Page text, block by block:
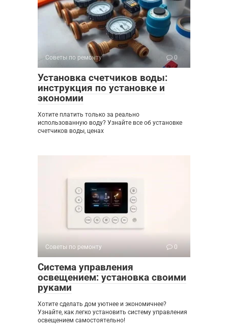
Советы по ремонту 0
Установка счетчиков воды:
инструкция по установке и
экономии
Хотите платить только за реально
использованную воду? Узнайте все об установке
счетчиков воды, ценах
Советы по ремонту 0
Система управления
освещением: установка своими
руками
Хотите сделать дом уютнее и экономичнее?
Узнайте, как легко установить систему управления
освещением самостоятельно!